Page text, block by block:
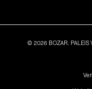
© 2026 BOZAR. PALEIS